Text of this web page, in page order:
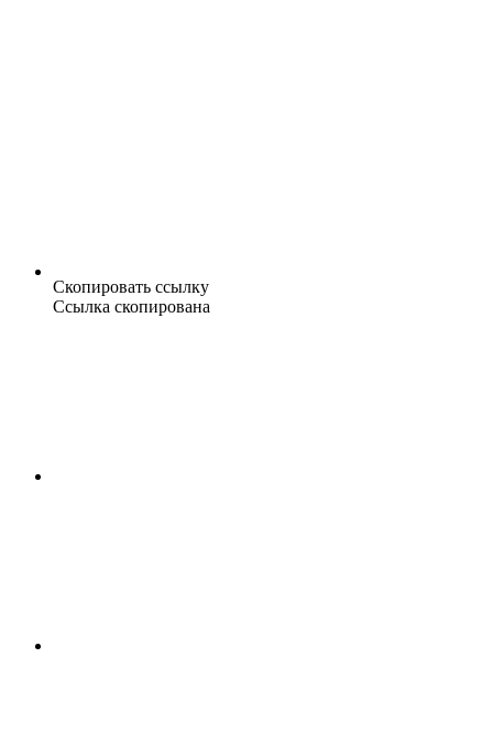
Скопировать ссылку
Ссылка скопирована